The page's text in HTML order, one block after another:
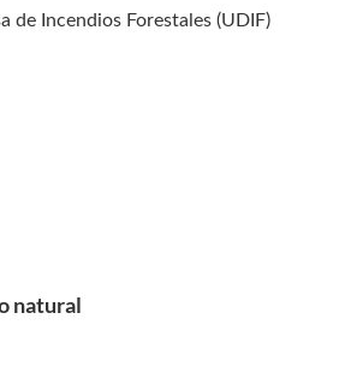
de Incendios Forestales (UDIF)
natural